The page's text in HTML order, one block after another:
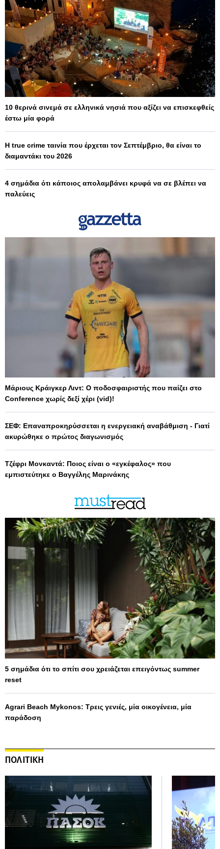
10 θερινά σινεμά σε ελληνικά νησιά που αξίζει να επισκεφθείς
έστω μία φορά
Η true crime ταινία που έρχεται τον Σεπτέμβριο, θα είναι το
διαμαντάκι του 2026
4 σημάδια ότι κάποιος απολαμβάνει κρυφά να σε βλέπει να
παλεύεις
Μάριους Κράιγκερ Λιντ: Ο ποδοσφαιριστής που παίζει στο
Conference χωρίς δεξί χέρι (vid)!
ΣΕΦ: Επαναπροκηρύσσεται η ενεργειακή αναβάθμιση - Γιατί
ακυρώθηκε ο πρώτος διαγωνισμός
Τζέφρι Μονκαντά: Ποιος είναι ο «εγκέφαλος» που
εμπιστεύτηκε ο Βαγγέλης Μαρινάκης
5 σημάδια ότι το σπίτι σου χρειάζεται επειγόντως summer
reset
Agrari Beach Mykonos: Τρεις γενιές, μία οικογένεια, μία
παράδοση
ΠΟΛΙΤΙΚΗ